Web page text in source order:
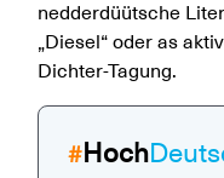
# Hoch
nedderdüütsche
„Diesel“ oder as
Dichter-Tagung.